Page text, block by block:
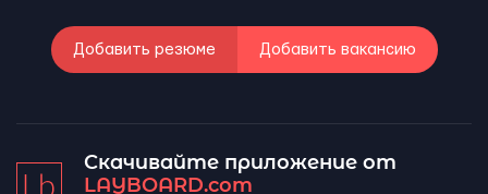
Добавить резюме Добавить вакансию
Скачивайте приложение от
LAYBOARD.com